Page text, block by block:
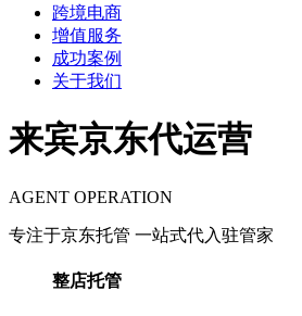
跨境电商
增值服务
成功案例
关于我们
来宾京东代运营
AGENT OPERATION
专注于京东托管 一站式代入驻管家
整店托管